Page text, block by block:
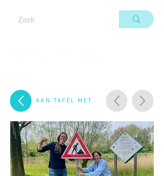
AAN TAFEL MET